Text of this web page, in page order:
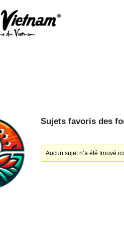
Sujets favoris des
Aucun sujet n’a été trouvé